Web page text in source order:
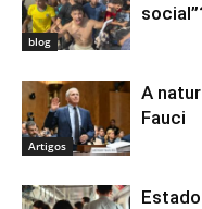
blog
Artigos
A
Fauci